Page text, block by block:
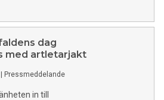
dag
med artletarjakt
| Pressmeddelande
in till